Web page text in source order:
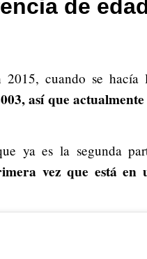
de
cuando se hacía
así que
ya es la segunda
vez que está en